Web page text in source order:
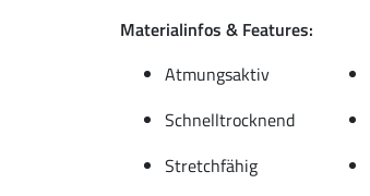
Materialinfos & Features:
Atmungsaktiv
Schnelltrocknend
Stretchfähig